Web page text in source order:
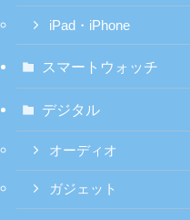
iPad・iPhone
スマートウォッチ
デジタル
オーディオ
ガジェット